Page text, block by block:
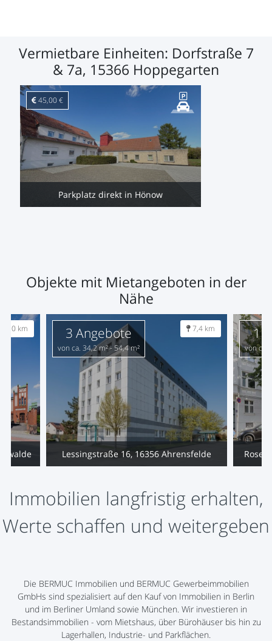
Vermietbare Einheiten: Dorfstraße 7
& 7a, 15366 Hoppegarten
Parkplatz direkt in Hönow
45,00 €
Objekte mit Mietangeboten in der
Nähe
km 7,4 km
Lessingstraße 16, 16356 Ahrensfelde
3 Angebote
von ca. 34,2 m² - 54,4 m²
11
von ca.
Immobilien langfristig erhalten,
Werte schaffen und weitergeben
Die BERMUC Immobilien und BERMUC Gewerbeimmobilien
GmbHs sind spezialisiert auf den Kauf von Immobilien in Berlin
und im Berliner Umland sowie München. Wir investieren in
Bestandsimmobilien - vom Mietshaus, über Bürohäuser bis hin zu
Lagerhallen, Industrie- und Parkflächen.